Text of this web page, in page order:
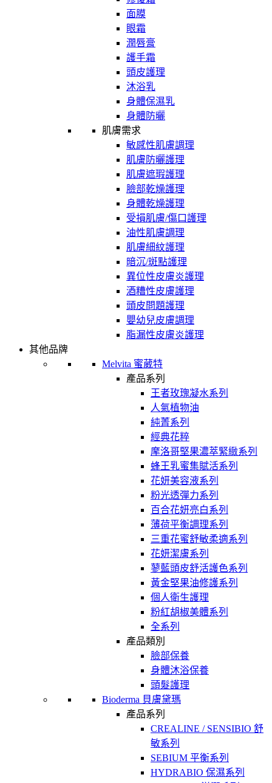
面膜
眼霜
潤唇膏
護手霜
頭皮護理
沐浴乳
身體保濕乳
身體防曬
肌膚需求
敏感性肌膚調理
肌膚防曬護理
肌膚遮瑕護理
臉部乾燥護理
身體乾燥護理
受損肌膚/傷口護理
油性肌膚調理
肌膚細紋護理
暗沉/斑點護理
異位性皮膚炎護理
酒糟性皮膚護理
頭皮問題護理
嬰幼兒皮膚調理
脂漏性皮膚炎護理
其他品牌
Melvita 蜜葳特
產品系列
王者玫瑰凝水系列
人氣植物油
純菁系列
經典花粹
摩洛哥堅果濃萃緊緻系列
蜂王乳蜜集賦活系列
花妍美容液系列
粉光透彈力系列
百合花妍亮白系列
薄荷平衡調理系列
三重花蜜舒敏柔適系列
花妍潔膚系列
蓼藍頭皮舒活護色系列
黃金堅果油修護系列
個人衛生護理
粉紅胡椒美體系列
全系列
產品類別
臉部保養
身體沐浴保養
頭髮護理
Bioderma 貝膚黛瑪
產品系列
CREALINE / SENSIBIO 舒
敏系列
SEBIUM 平衡系列
HYDRABIO 保濕系列